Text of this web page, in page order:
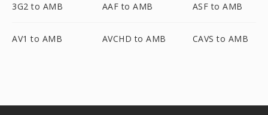
3G2 to AMB AAF to AMB ASF to AMB
AV1 to AMB AVCHD to AMB CAVS to AMB